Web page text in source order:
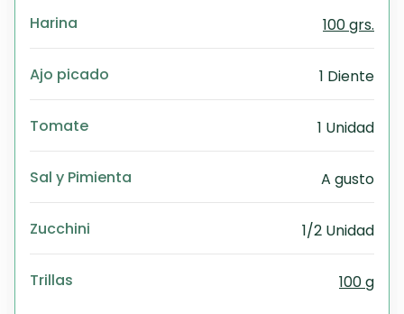
Harina 100 grs.
Ajo picado 1 Diente
Tomate 1 Unidad
Sal y Pimienta A gusto
Zucchini 1/2 Unidad
Trillas 100 g